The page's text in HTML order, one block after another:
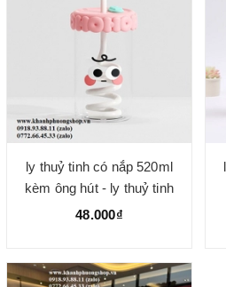
ly thuỷ tinh có nắp 520ml
kèm ông hút - ly thuỷ tinh
ống hút
48.000₫